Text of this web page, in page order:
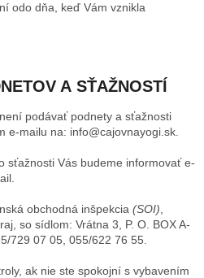
odo dňa, keď Vám vznikla
A SŤAŽNOSTÍ
podávať podnety a sťažnosti
e-mailu na: info@cajovnayogi.sk.
sťažnosti Vás budeme informovať e-
obchodná inšpekcia (SOI)
so sídlom: Vrátna 3, P. O. BOX A-
729 07 05, 055/622 76 55
ak nie ste spokojní s vybavením